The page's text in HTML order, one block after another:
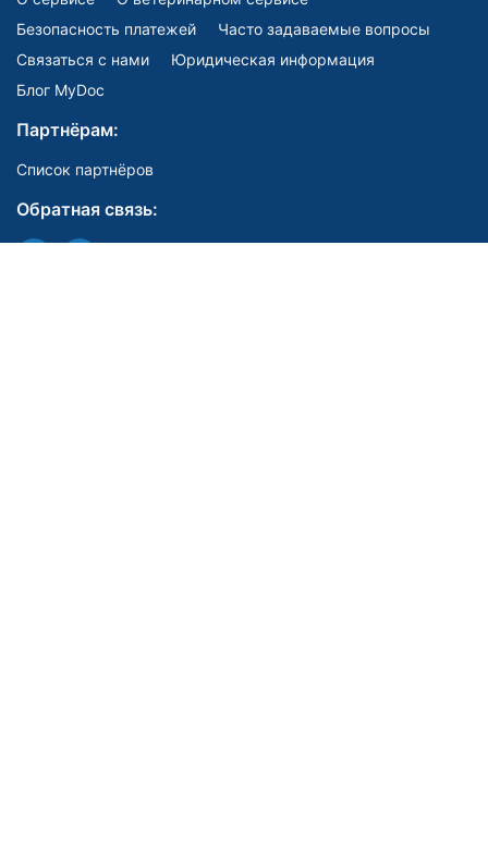
Безопасность платежей
Часто задаваемые вопросы
Связаться с нами
Юридическая информация
Блог MyDoc
Партнёрам:
Список партнёров
Обратная связь: